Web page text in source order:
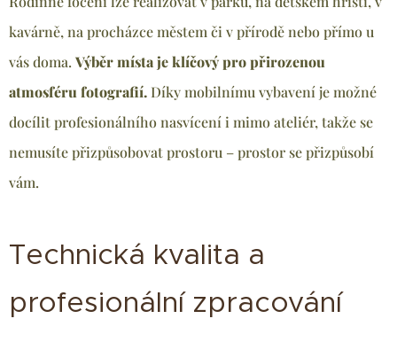
kavárně, na procházce městem či v přírodě nebo přímo u
vás doma. Výběr místa je klíčový pro přirozenou
atmosféru fotografií.Díky mobilnímu vybavení je možné
docílit profesionálního nasvícení i mimo ateliér, takže se
nemusíte přizpůsobovat prostoru – prostor se přizpůsobí
vám.
Technická kvalita a
profesionální zpracování